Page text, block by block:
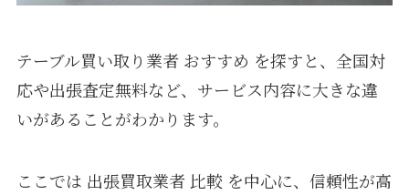
テーブル買い取り業者 おすすめ を探すと、全国対
応や出張査定無料など、サービス内容に大きな違
いがあることがわかります。
ここでは 出張買取業者 比較 を中心に、信頼性が高